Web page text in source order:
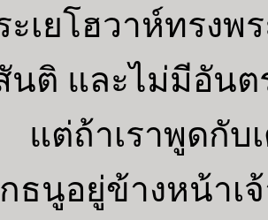
ะเยโฮวาห์ทรง
นติ และไม่มีอัน
แต่ถ้าเราพูดกั
ธนูอยู่ข้างหน้า